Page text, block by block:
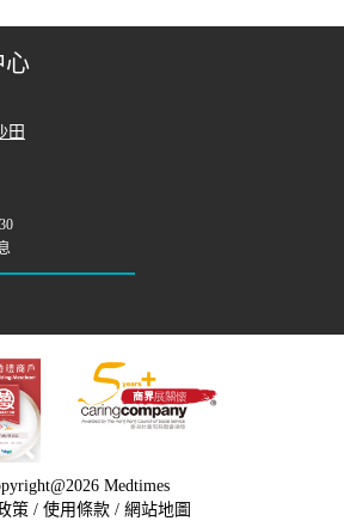
心
田
Medtimes
策 / 使用條款/ 網站地圖